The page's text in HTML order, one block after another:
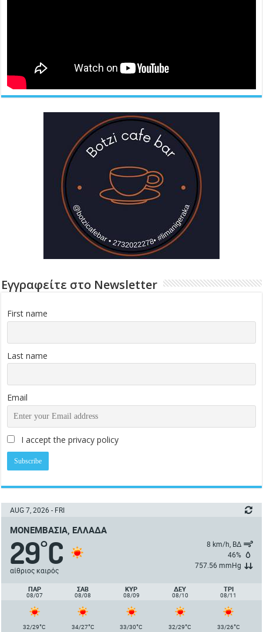
Εγγραφείτε στο Newsletter
First name
Last name
Email
I accept the privacy policy
AUG 7, 2026 - FRI
ΜΟΝΕΜΒΑΣΙΆ, ΕΛΛΆΔΑ
29°C
αίθριος καιρός
8 km/h, ΒΔ
46%
757.56 mmHg
ΠΑΡ
08/07
ΣΑΒ
08/08
ΚΥΡ
08/09
ΔΕΥ
08/10
ΤΡΙ
08/11
32/29°C 34/27°C 33/30°C 32/29°C 33/26°C